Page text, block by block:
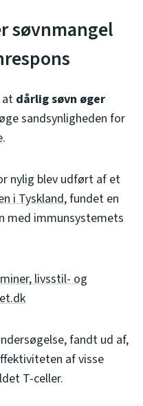
søvnmangel
at dårlig søvn øger
sandsynligheden for
.
nylig blev udført af et
i Tyskland, fundet en
med immunsystemets
livsstil- og
fandt ud af,
af ​​visse
T-celler.